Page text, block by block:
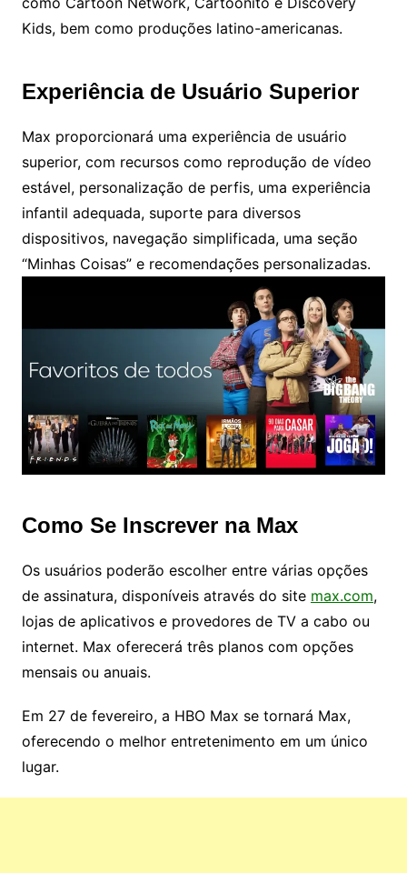
Kids, bem como produções latino-americanas.
Experiência de Usuário Superior
Max proporcionará uma experiência de usuário
superior, com recursos como reprodução de vídeo
estável, personalização de perfis, uma experiência
infantil adequada, suporte para diversos
dispositivos, navegação simplificada, uma seção
“Minhas Coisas” e recomendações personalizadas.
Como Se Inscrever na Max
Os usuários poderão escolher entre várias opções
de assinatura, disponíveis através do site max.com,
lojas de aplicativos e provedores de TV a cabo ou
internet. Max oferecerá três planos com opções
mensais ou anuais.
Em 27 de fevereiro, a HBO Max se tornará Max,
oferecendo o melhor entretenimento em um único
lugar.